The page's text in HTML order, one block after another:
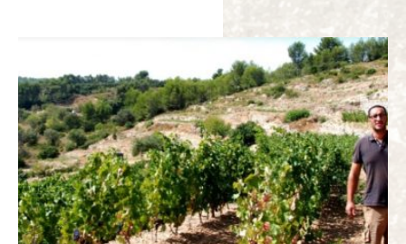
De 10H30 à 14H00 et de 18H00 à 21H00.